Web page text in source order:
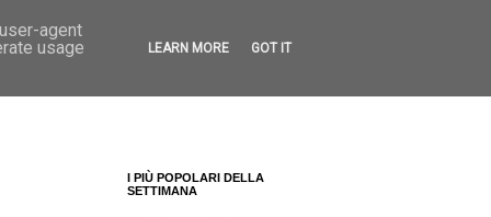
I PIÙ POPOLARI DELLA
SETTIMANA
agent
usage
LEARN MORE GOT IT